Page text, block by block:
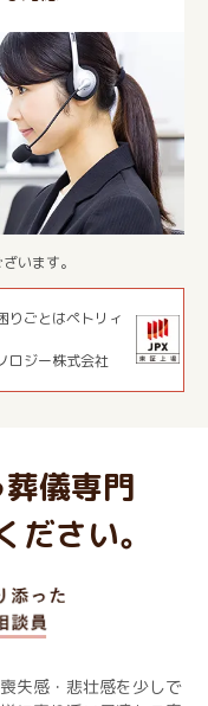
います。
りごとはペトリィ
ロジー株式会社
儀専門
ださい。
失感・悲壮感を少しで